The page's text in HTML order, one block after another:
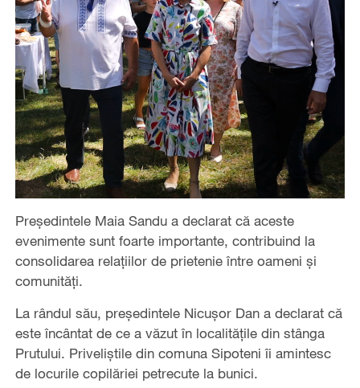
Președintele Maia Sandu a declarat că aceste
evenimente sunt foarte importante, contribuind la
consolidarea relațiilor de prietenie între oameni și
comunități.
La rândul său, președintele Nicușor Dan a declarat că
este încântat de ce a văzut în localitățile din stânga
Prutului. Priveliștile din comuna Sipoteni îi amintesc
de locurile copilăriei petrecute la bunici.